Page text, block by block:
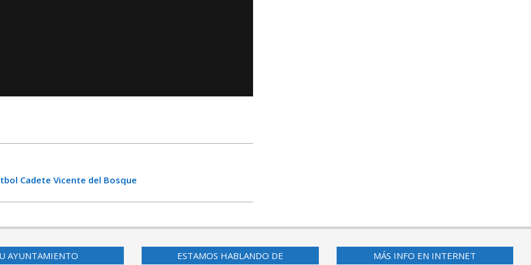
Cadete Vicente del Bosque
AYUNTAMIENTO ESTAMOS HABLANDO DE MÁS INFO EN INTERNET